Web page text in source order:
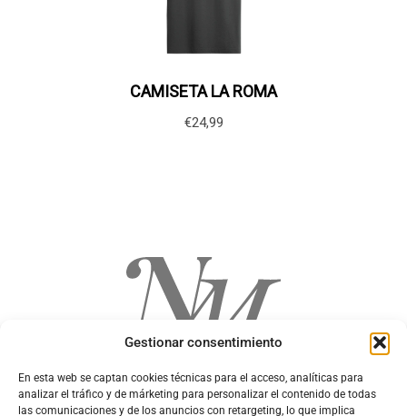
Gestionar consentimiento
En esta web se captan cookies técnicas para el acceso, analíticas para
analizar el tráfico y de márketing para personalizar el contenido de todas
las comunicaciones y de los anuncios con retargeting, lo que implica